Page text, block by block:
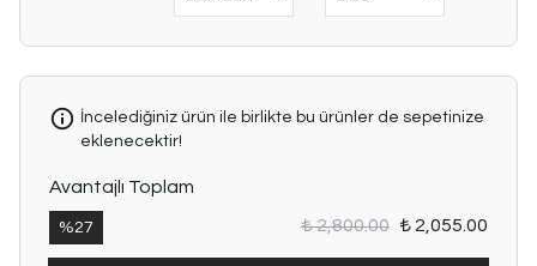
İncelediğiniz ürün ile birlikte bu ürünler de sepetinize
eklenecektir!
Avantajlı Toplam
%27 ₺ 2,800.00 ₺ 2,055.00